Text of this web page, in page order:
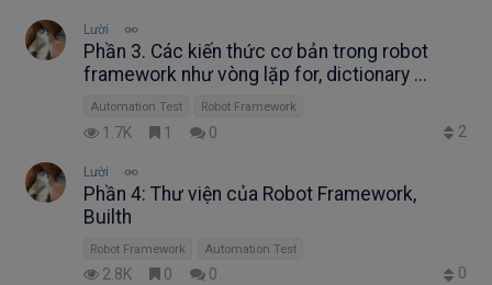
Lười
Phần 3. Các kiến thức cơ bản trong robot
framework như vòng lặp for, dictionary ...
Automation Test Robot Framework
1.7K 1 0 2
Lười
Phần 4: Thư viện của Robot Framework,
Builth
Robot Framework Automation Test
2.8K 0 0 0